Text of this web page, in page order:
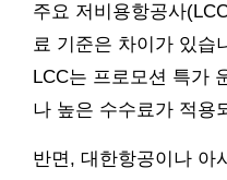
주요 저비용항공사
료 기준은 차이가 있습
LCC는 프로모션 특가
나 높은 수수료가 적용
반면, 대한항공이나 아